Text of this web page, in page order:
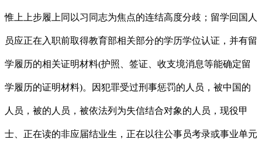
惟上上步履上同以习同志为焦点的连结高度分歧；留学回国人
员应正在入职前取得教育部相关部分的学历学位认证，并有留
学履历的相关证明材料(护照、签证、收支境消息等能确定留
学履历的证明材料)。因犯罪受过刑事惩罚的人员，被中国的
人员，被的人员，被依法列为失信结合对象的人员，现役甲
士、正在读的非应届结业生，正在以往公事员考录或事业单元